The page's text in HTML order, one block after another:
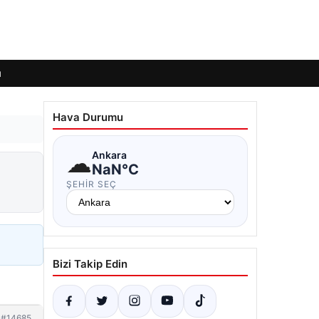
Hava Durumu
☁Ankara
NaN°C
ŞEHIR SEÇ
Bizi Takip Edin